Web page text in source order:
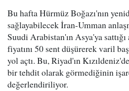
Bu hafta Hürmüz Boğazı'nın
sağlayabilecek İran-Umman
Suudi Arabistan'ın Asya'ya
fiyatını 50 sent düşürerek varil
yol açtı. Bu, Riyad'ın
bir tehdit olarak görmediğinin
değerlendiriliyor.